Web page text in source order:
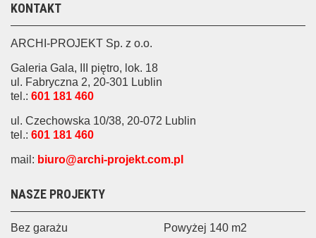
NASZE PROJEKTY
Bez garażu
Powyżej 140 m2
KONTAKT
ARCHI-PROJEKT Sp. z o.o.
Galeria Gala, III piętro, lok. 18
ul. Fabryczna 2, 20-301 Lublin
tel.: 601 181 460
ul. Czechowska 10/38, 20-072 Lublin
tel.: 601 181 460
mail: biuro@archi-projekt.com.pl